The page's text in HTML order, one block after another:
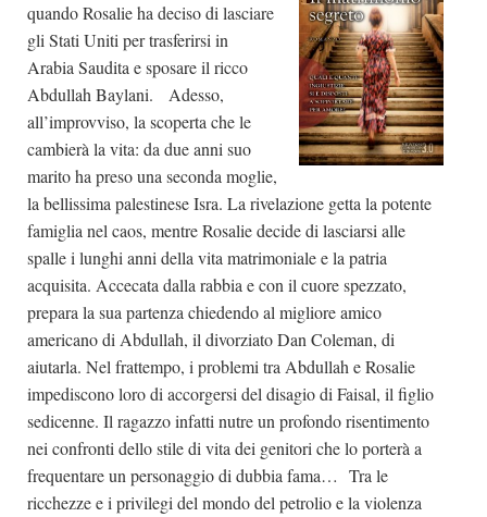
quando Rosalie ha deciso di lasciare
gli Stati Uniti per trasferirsi in
Arabia Saudita e sposare il ricco
Abdullah Baylani. Adesso,
all’improvviso, la scoperta che le
cambierà la vita: da due anni suo
marito ha preso una seconda moglie,
la bellissima palestinese Isra. La rivelazione getta la potente
famiglia nel caos, mentre Rosalie decide di lasciarsi alle
spalle i lunghi anni della vita matrimoniale e la patria
acquisita. Accecata dalla rabbia e con il cuore spezzato,
prepara la sua partenza chiedendo al migliore amico
americano di Abdullah, il divorziato Dan Coleman, di
aiutarla. Nel frattempo, i problemi tra Abdullah e Rosalie
impediscono loro di accorgersi del disagio di Faisal, il figlio
sedicenne. Il ragazzo infatti nutre un profondo risentimento
nei confronti dello stile di vita dei genitori che lo porterà a
frequentare un personaggio di dubbia fama… Tra le
ricchezze e i privilegi del mondo del petrolio e la violenza